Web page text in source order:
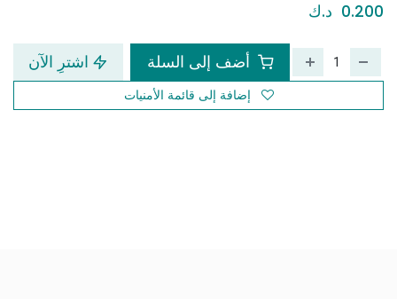
0.200 د.ك
أضف إلى السلة اشترِ الآن
إضافة إلى قائمة الأمنيات